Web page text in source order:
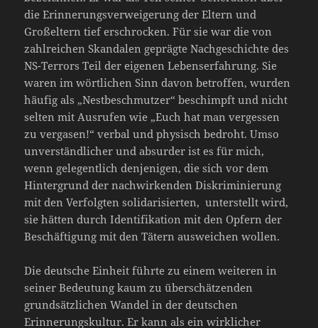
die Erinnerungsverweigerung der Eltern und
Großeltern tief erschrocken. Für sie war die von
zahlreichen Skandalen geprägte Nachgeschichte des
NS-Terrors Teil der eigenen Lebenserfahrung. Sie
waren im wörtlichen Sinn davon betroffen, wurden
häufig als „Nestbeschmutzer“ beschimpft und nicht
selten mit Ausrufen wie „Euch hat man vergessen
zu vergasen!“ verbal und physisch bedroht. Umso
unverständlicher und absurder ist es für mich,
wenn gelegentlich denjenigen, die sich vor dem
Hintergrund der nachwirkenden Diskriminierung
mit den Verfolgten solidarisierten, unterstellt wird,
sie hätten durch Identifikation mit den Opfern der
Beschäftigung mit den Tätern ausweichen wollen.
Die deutsche Einheit führte zu einem weiteren in
seiner Bedeutung kaum zu überschätzenden
grundsätzlichen Wandel in der deutschen
Erinnerungskultur. Er kann als ein wirklicher